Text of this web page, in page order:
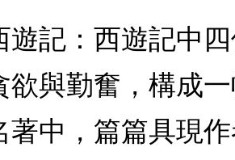
遊記：西遊記中
欲與勤奮，構成
著中，篇篇具現